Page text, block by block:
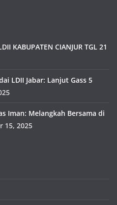
KABUPATEN CIANJUR TGL 21
LDII Jabar: Lanjut Gass 5
Iman: Melangkah Bersama di
15, 2025